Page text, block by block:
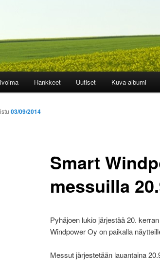
Hankkeet Uutiset Kuva-albumi
Smart
messuilla
03/09/2014
Pyhäjoen lukio järjestää 20.
Windpower Oy on paikalla
Messut järjestetään lauantaina